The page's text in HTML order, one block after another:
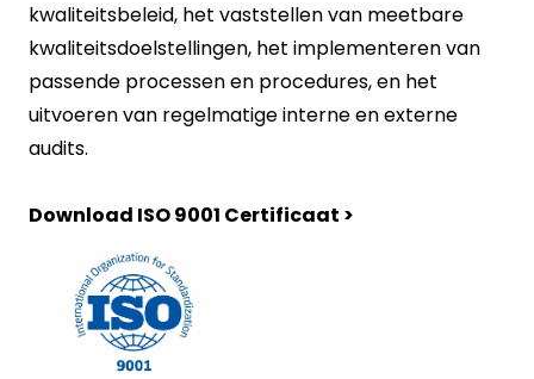
kwaliteitsbeleid, het vaststellen van meetbare
kwaliteitsdoelstellingen, het implementeren van
passende processen en procedures, en het
uitvoeren van regelmatige interne en externe
audits.
Download ISO 9001 Certificaat >